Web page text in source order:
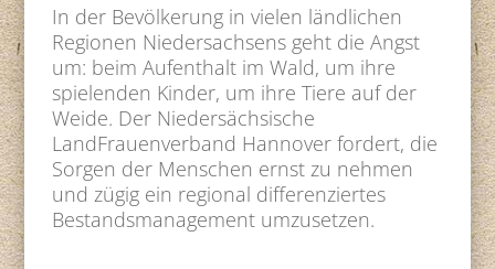
In der Bevölkerung in vielen ländlichen
Regionen Niedersachsens geht die Angst
um: beim Aufenthalt im Wald, um ihre
spielenden Kinder, um ihre Tiere auf der
Weide. Der Niedersächsische
LandFrauenverband Hannover fordert, die
Sorgen der Menschen ernst zu nehmen
und zügig ein regional differenziertes
Bestandsmanagement umzusetzen.